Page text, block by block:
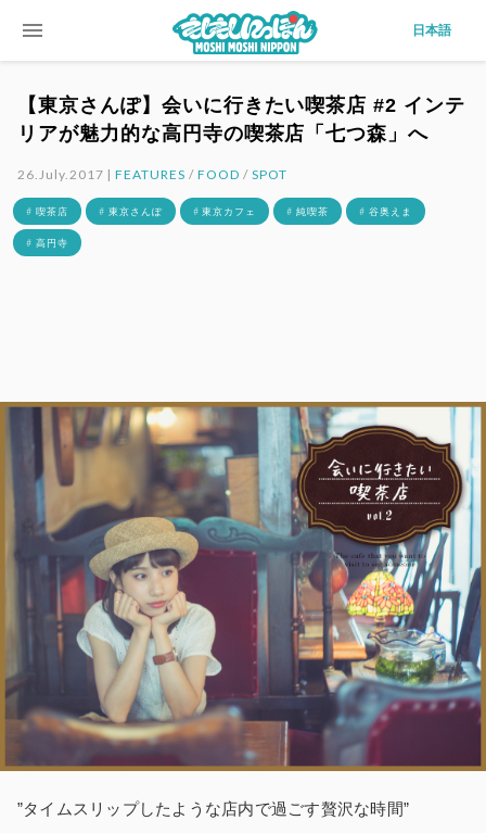
menu 日本語
【東京さんぽ】会いに行きたい喫茶店 #2 インテ
リアが魅力的な高円寺の喫茶店「七つ森」へ
26.July.2017 |FEATURES / FOOD / SPOT
# 喫茶店 # 東京さんぽ # 東京カフェ # 純喫茶 # 谷奥えま
# 高円寺
”タイムスリップしたような店内で過ごす贅沢な時間”